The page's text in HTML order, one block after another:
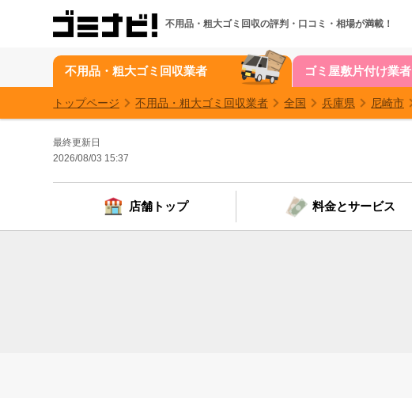
不用品・粗大ゴミ回収の評判・口コミ・相場が満載！
不用品・粗大ゴミ回収業者 ゴミ屋敷片付け業者
トップページ 不用品・粗大ゴミ回収業者 全国 兵庫県 尼崎市
最終更新日
2026/08/03 15:37
店舗トップ 料金とサービス